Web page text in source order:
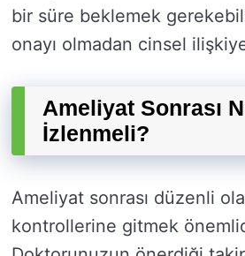
bir süre beklemek
onayı olmadan cinsel
Ameliyat Sonrası
İzlenmeli?
Ameliyat sonrası düzenli
kontrollerine gitmek